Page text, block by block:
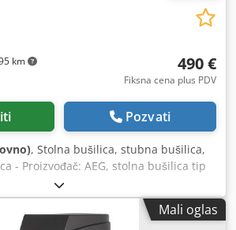
km 490 €
Fiksna cena plus PDV
Pozvati
, Stolna bušilica, stubna bušilica,
- Proizvođač: AEG, stolna bušilica tip
175 x 175 mm - Stezna čaura vretena:
Af Rsk - Izlet: 200 mm -
- Hod vretena: 70 mm - Motor: 0,25
Mali oglas